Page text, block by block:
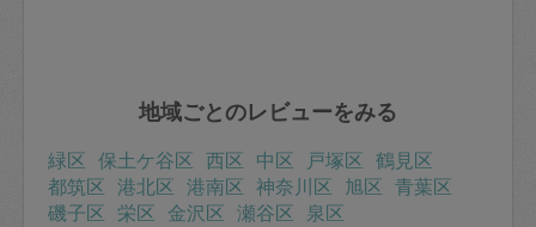
地域ごとのレビューをみる
緑区 保土ケ谷区 西区 中区 戸塚区 鶴見区
都筑区 港北区 港南区 神奈川区 旭区 青葉区
磯子区 栄区 金沢区 瀬谷区 泉区